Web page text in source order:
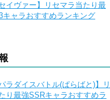
イヴァー】リセマラ当たり最
キャラおすすめランキング
ラダイスバトル(ぱらばと)】リ
り最強SSRキャラおすすめラ